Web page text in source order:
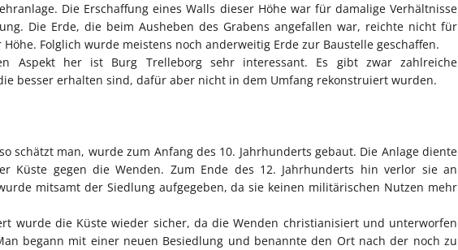
Die Erschaffung eines Walls dieser Höhe war für damalige Verhältnisse
Die Erde, die beim Ausheben des Grabens angefallen war, reichte nicht für
Folglich wurde meistens noch anderweitig Erde zur Baustelle geschaffen.
Aspekt her ist Burg Trelleborg sehr interessant. Es gibt zwar zahlreiche
besser erhalten sind, dafür aber nicht in dem Umfang rekonstruiert wurden.
schätzt man, wurde zum Anfang des 10. Jahrhunderts gebaut. Die Anlage diente
Küste gegen die Wenden. Zum Ende des 12. Jahrhunderts hin verlor sie an
mitsamt der Siedlung aufgegeben, da sie keinen militärischen Nutzen mehr
wurde die Küste wieder sicher, da die Wenden christianisiert und unterworfen
begann mit einer neuen Besiedlung und benannte den Ort nach der noch zu